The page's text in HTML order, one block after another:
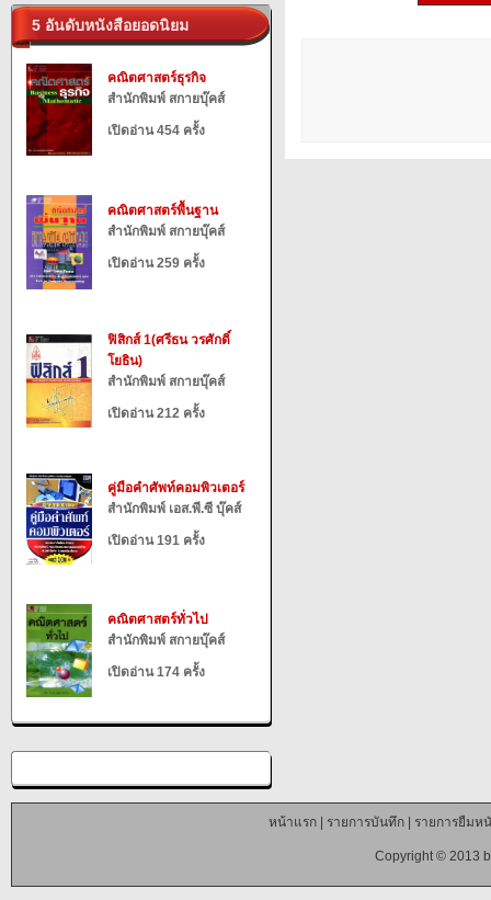
5 อันดับหนังสือยอดนิยม
คณิตศาสตร์ธุรกิจ
สำนักพิมพ์ สกายบุ๊คส์
เปิดอ่าน 454 ครั้ง
คณิตศาสตร์พื้นฐาน
สำนักพิมพ์ สกายบุ๊คส์
เปิดอ่าน 259 ครั้ง
ฟิสิกส์ 1(ศรีธน วรศักดิ์
โยธิน)
สำนักพิมพ์ สกายบุ๊คส์
เปิดอ่าน 212 ครั้ง
คู่มือคำศัพท์คอมพิวเตอร์
สำนักพิมพ์ เอส.พี.ซี บุ๊คส์
เปิดอ่าน 191 ครั้ง
คณิตศาสตร์ทั่วไป
สำนักพิมพ์ สกายบุ๊คส์
เปิดอ่าน 174 ครั้ง
หน้าแรก| รายการบันทึก| รายการยืมห
Copyright © 2013